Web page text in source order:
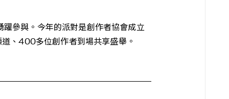
參與。今年的派對是創作者協會成立
、400多位創作者到場共享盛舉。